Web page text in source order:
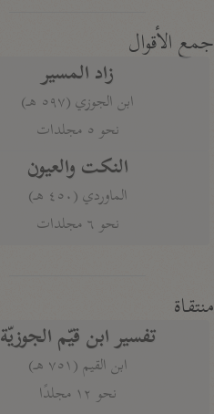
جمع الأقوال
زاد المسير
ابن الجوزي (٥٩٧ هـ)
نحو ٥ مجلدات
النكت والعيون
الماوردي (٤٥٠ هـ)
نحو ٦ مجلدات
منتقاة
تفسير ابن قيّم الجوزيّة
ابن القيم (٧٥١ هـ)
نحو ١٢ مجلدًا